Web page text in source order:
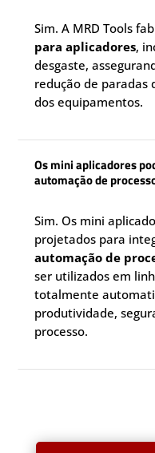
Sim. A MRD Tools
para aplicadores,
desgaste,
redução de paradas
dos equipamentos.
Os mini aplicadores
automação de
Sim. Os mini
projetados para
automação de
ser utilizados em
totalmente
produtividade,
processo.